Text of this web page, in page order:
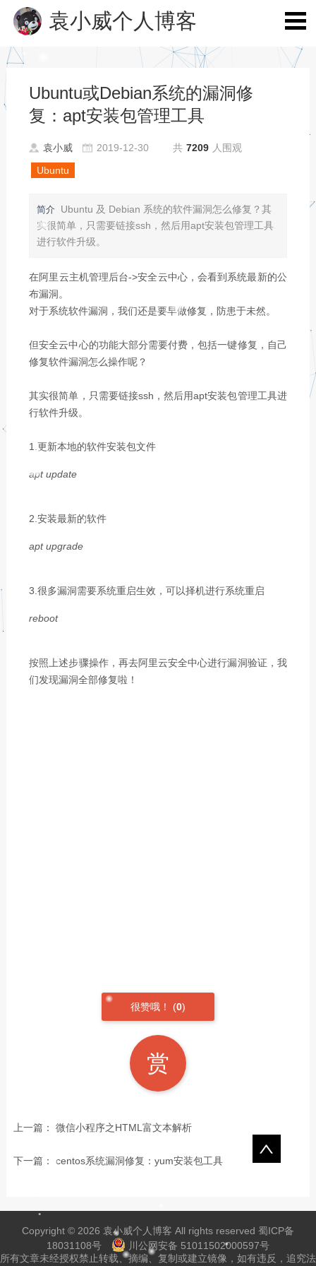
袁小威个人博客
Ubuntu或Debian系统的漏洞修
复：apt安装包管理工具
袁小威 2019-12-30 共 7209 人围观
Ubuntu
简介
Ubuntu 及 Debian 系统的软件漏洞怎么修复？其
实很简单，只需要链接ssh，然后用apt安装包管理工具
进行软件升级。
在阿里云主机管理后台->安全云中心，会看到系统最新的公
布漏洞。
对于系统软件漏洞，我们还是要早做修复，防患于未然。
但安全云中心的功能大部分需要付费，包括一键修复，自己
修复软件漏洞怎么操作呢？
其实很简单，只需要链接ssh，然后用apt安装包管理工具进
行软件升级。
1.更新本地的软件安装包文件
apt update
2.安装最新的软件
apt upgrade
3.很多漏洞需要系统重启生效，可以择机进行系统重启
reboot
按照上述步骤操作，再去阿里云安全中心进行漏洞验证，我
们发现漏洞全部修复啦！
很赞哦！ (0)
赏
上一篇： 微信小程序之HTML富文本解析
下一篇： centos系统漏洞修复：yum安装包工具
Copyright © 2026 袁小威个人博客 All rights reserved 蜀ICP备
18031108号
川公网安备 51011502000597号
所有文章未经授权禁止转载、摘编、复制或建立镜像，如有违反，追究法